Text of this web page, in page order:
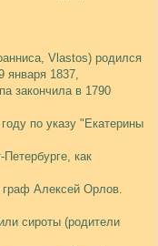
Vlastos) родился
января 1837,
закончила в 1790
по указу "Екатерины
как
граф Алексей Орлов.
сироты (родители